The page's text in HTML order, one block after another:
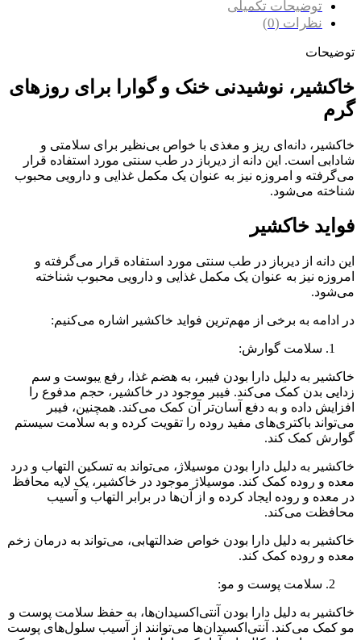
توضیحات تکمیلی
نظرات (0)
توضیحات
خاکشیر، نوشیدنی خنک و گوارا برای روزهای
گرم
خاکشیر، دانه‌ای ریز و مغذی با خواص بی‌نظیر برای سلامتی و
شادابی است. این دانه از دیرباز در طب سنتی مورد استفاده قرار
می‌گرفته و امروزه نیز به عنوان یک مکمل غذایی و دارویی محبوب
شناخته می‌شود.
فواید خاکشیر
این دانه از دیرباز در طب سنتی مورد استفاده قرار می‌گرفته و
امروزه نیز به عنوان یک مکمل غذایی و دارویی محبوب شناخته
می‌شود.
در ادامه به برخی از مهم‌ترین فواید خاکشیر اشاره می‌کنیم:
سلامت گوارش:
خاکشیر به دلیل دارا بودن فیبر، به هضم غذا، رفع یبوست و سم
زدایی بدن کمک می‌کند. فیبر موجود در خاکشیر، حجم مدفوع را
افزایش داده و به دفع آسان‌تر آن کمک می‌کند. همچنین، فیبر
می‌تواند باکتری‌های مفید روده را تقویت کرده و به سلامت سیستم
گوارش کمک کند.
خاکشیر به دلیل دارا بودن موسیلاژ، می‌تواند به تسکین التهاب و درد
معده و روده کمک کند. موسیلاژ موجود در خاکشیر، یک لایه محافظ
در معده و روده ایجاد کرده و از آن‌ها در برابر التهاب و آسیب
محافظت می‌کند.
خاکشیر به دلیل دارا بودن خواص ضدالتهابی، می‌تواند به درمان زخم
معده و روده کمک کند.
سلامت پوست و مو:
خاکشیر به دلیل دارا بودن آنتی‌اکسیدان‌ها، به حفظ سلامت پوست و
مو کمک می‌کند. آنتی‌اکسیدان‌ها می‌توانند از آسیب سلول‌های پوست